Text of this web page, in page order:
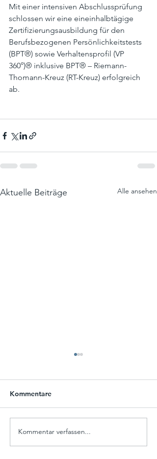
Mit einer intensiven Abschlussprüfung
schlossen wir eine eineinhalbtägige
Zertifizierungsausbildung für den
Berufsbezogenen Persönlichkeitstests
(BPT®) sowie Verhaltensprofil (VP
360°)® inklusive BPT® – Riemann-
Thomann-Kreuz (RT-Kreuz) erfolgreich
ab.
Aktuelle Beiträge Alle ansehen
Wissensbrunch: Next-
Gen Finance
Kommentare
Kommentar verfassen...